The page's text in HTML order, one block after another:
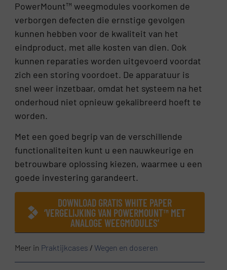
PowerMount™ weegmodules voorkomen de
verborgen defecten die ernstige gevolgen
kunnen hebben voor de kwaliteit van het
eindproduct, met alle kosten van dien. Ook
kunnen reparaties worden uitgevoerd voordat
zich een storing voordoet. De apparatuur is
snel weer inzetbaar, omdat het systeem na het
onderhoud niet opnieuw gekalibreerd hoeft te
worden.
Met een goed begrip van de verschillende
functionaliteiten kunt u een nauwkeurige en
betrouwbare oplossing kiezen, waarmee u een
goede investering garandeert.
DOWNLOAD GRATIS WHITE PAPER
‘VERGELIJKING VAN POWERMOUNT™ MET
ANALOGE WEEGMODULES’
Meer in Praktijkcases /Wegen en doseren